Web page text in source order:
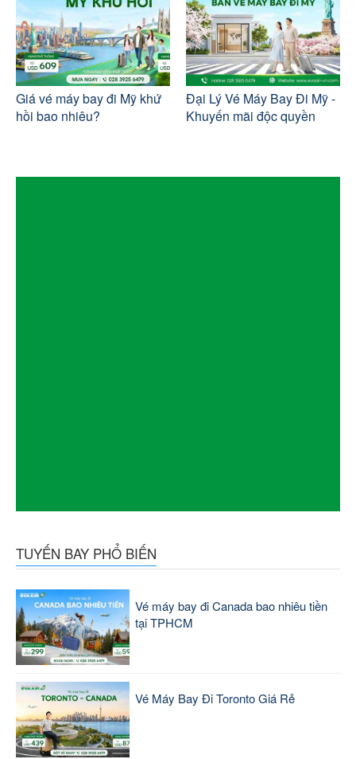
Giá vé máy bay đi Mỹ khứ
hồi bao nhiêu?
Đại Lý Vé Máy Bay Đi Mỹ -
Khuyến mãi độc quyền
TUYẾN BAY PHỔ BIẾN
Vé máy bay đi Canada bao nhiêu tiền
tại TPHCM
Vé Máy Bay Đi Toronto Giá Rẻ